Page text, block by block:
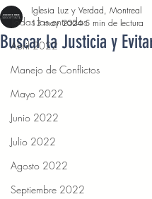
Todas las entradas
Abril 2022
Manejo de Conflictos
Mayo 2022
Junio 2022
Julio 2022
Agosto 2022
Septiembre 2022
Buscar la Justicia y
Iglesia Luz y Verdad, Montreal
13 may 2024 5 min de lectura